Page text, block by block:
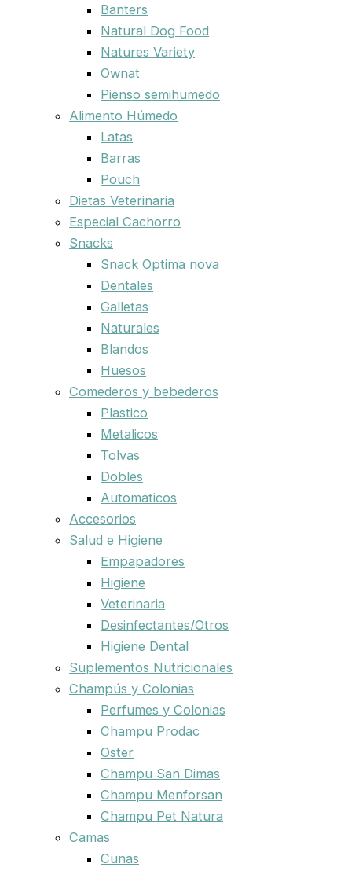
Banters
Natural Dog Food
Natures Variety
Ownat
Pienso semihumedo
Alimento Húmedo
Latas
Barras
Pouch
Dietas Veterinaria
Especial Cachorro
Snacks
Snack Optima nova
Dentales
Galletas
Naturales
Blandos
Huesos
Comederos y bebederos
Plastico
Metalicos
Tolvas
Dobles
Automaticos
Accesorios
Salud e Higiene
Empapadores
Higiene
Veterinaria
Desinfectantes/Otros
Higiene Dental
Suplementos Nutricionales
Champús y Colonias
Perfumes y Colonias
Champu Prodac
Oster
Champu San Dimas
Champu Menforsan
Champu Pet Natura
Camas
Cunas